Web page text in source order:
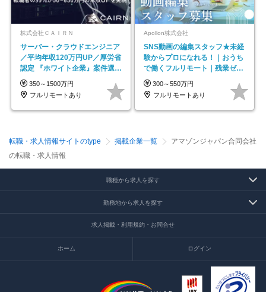
株式会社ＣＡＩＲＮ
サーバー・クラウドエンジニア
／平均年収120万円UP／厚労省
認定 『ホワイト企業』案件選択
制度／年休129日
350～1500万円
フルリモートあり
Apollon株式会社
SNS動画の編集スタッフ★未経
験からプロになれる！｜おうち
で働くフルリモート｜残業ゼロ
で18時退勤◎
300～550万円
フルリモートあり
転職・求人情報サイトのtype 掲載企業一覧
アマゾンジャパン合同会社
の転職・求人情報
職種から求人を探す
勤務地から求人を探す
求人掲載・利用規約・お問合せ
ホーム ログイン